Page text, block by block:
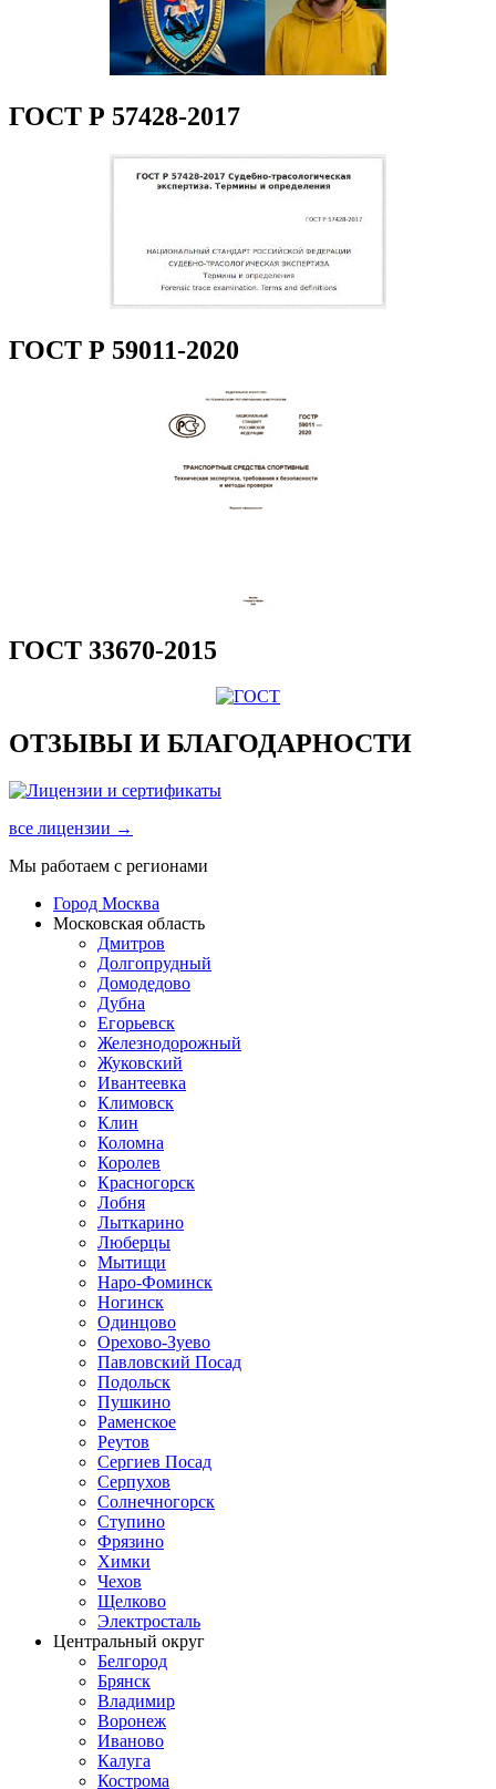
ГОСТ Р 57428-2017
ГОСТ Р 59011-2020
ГОСТ 33670-2015
ОТЗЫВЫ И БЛАГОДАРНОСТИ
все лицензии →
Мы работаем с регионами
Город Москва
Московская область
Дмитров
Долгопрудный
Домодедово
Дубна
Егорьевск
Железнодорожный
Жуковский
Ивантеевка
Климовск
Клин
Коломна
Королев
Красногорск
Лобня
Лыткарино
Люберцы
Мытищи
Наро-Фоминск
Ногинск
Одинцово
Орехово-Зуево
Павловский Посад
Подольск
Пушкино
Раменское
Реутов
Сергиев Посад
Серпухов
Солнечногорск
Ступино
Фрязино
Химки
Чехов
Щелково
Электросталь
Центральный округ
Белгород
Брянск
Владимир
Воронеж
Иваново
Калуга
Кострома